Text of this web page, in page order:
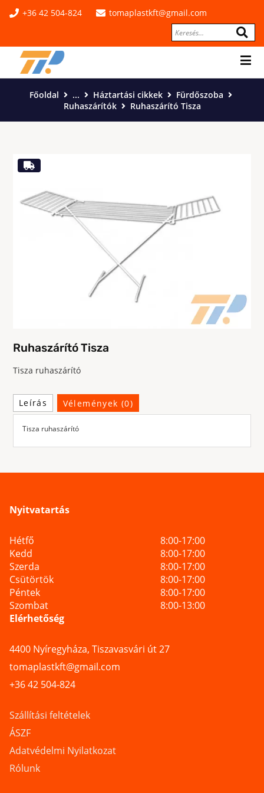
+36 42 504-824 tomaplastkft@gmail.com
Főoldal ... Háztartási cikkek
Fürdőszoba
Ruhaszárítók
Ruhaszárító Tisza
Ruhaszárító Tisza
Tisza ruhaszárító
Leírás Vélemények (0)
Tisza ruhaszárító
Nyitvatartás
Hétfő
8:00-17:00
Kedd
8:00-17:00
Szerda
8:00-17:00
Csütörtök
8:00-17:00
Péntek
8:00-17:00
Szombat
8:00-13:00
Elérhetőség
4400 Nyíregyháza, Tiszavasvári út 27
tomaplastkft@gmail.com
+36 42 504-824
Szállítási feltételek
ÁSZF
Adatvédelmi Nyilatkozat
Rólunk